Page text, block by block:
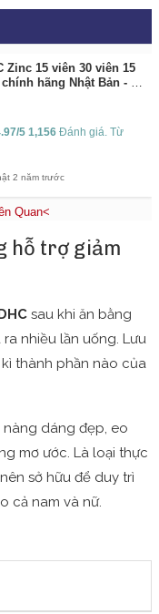
Zinc 15 viên 30 viên 15
hãng Nhật Bản - Hỗ
5 1,156 Đánh giá. Từ
2 năm trước
Quan<
hỗ trợ giảm
sau khi ăn bằng
nhiều lần uống. Lưu
thành phần nào của
nàng dáng đẹp, eo
mơ ước. Là loại thực
sở hữu để duy trì
cả nam và nữ.